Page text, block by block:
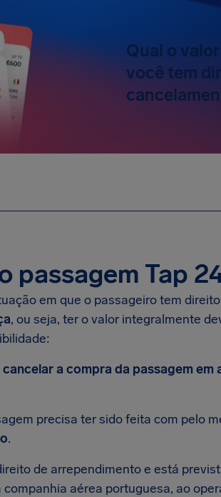
Qual o
você tem
passagem Tap
em que o passageiro tem
, ou seja, ter o valor integralmente
cancelar a compra da passagem em
precisa ter sido feita com pelo
.
de arrependimento e está
aérea portuguesa, ao